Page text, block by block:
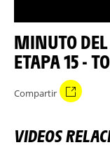
MINUTO DEL COMBATIVO CENTURY 21 -
ETAPA 15 -
Compartir
VIDEOS